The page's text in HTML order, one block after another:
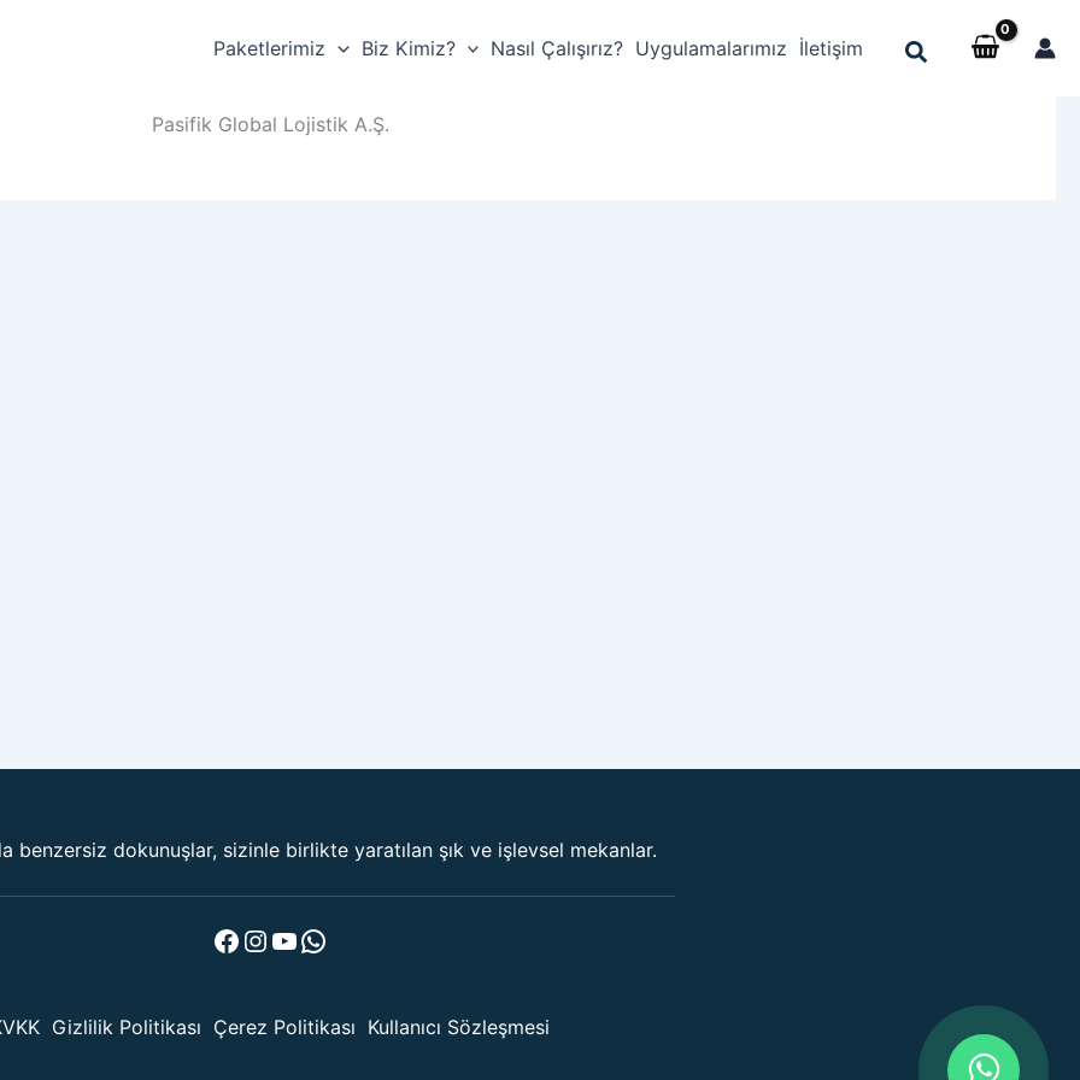
Paketlerimiz Biz Kimiz? Nasıl Çalışırız? Uygulamalarımız İletişim
Pasifik Global Lojistik A.Ş.
benzersiz dokunuşlar, sizinle birlikte yaratılan şık ve işlevsel mekanlar.
Facebook
Instagram
YouTube
WhatsApp
Gizlilik Politikası Çerez Politikası Kullanıcı Sözleşmesi